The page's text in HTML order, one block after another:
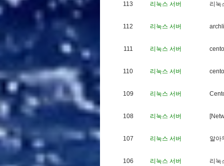
113 리눅스 서버 리 눅
112 리눅스 서버 arch i
111 리눅스 서버 cento
110 리눅스 서버 cento
109 리눅스 서버 Cent
108 리눅스 서버 [Net
107 리눅스 서버 알아
106 리눅스 서버 리 눅